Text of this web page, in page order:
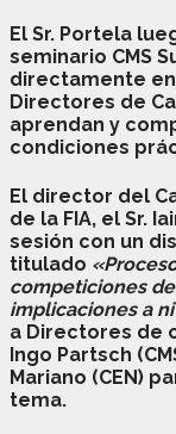
El Sr. Portela
seminario CMS
directamente
Directores de
aprendan y
condiciones
El director del
de la FIA, el Sr.
sesión con un
titulado
competiciones
implicaciones a
a Directores de
Ingo Partsch
Mariano (CEN)
tema.